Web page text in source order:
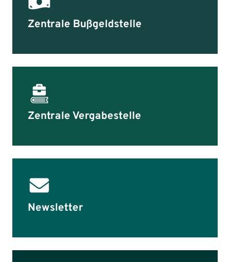
Zentrale Bußgeldstelle
Zentrale Vergabestelle
Newsletter